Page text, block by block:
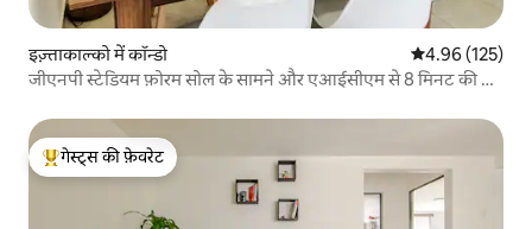
इज़्ताकाल्को में कॉन्डो औसत रेटिंग 5 में से
4.96 (125)
जीएनपी स्टेडियम फ़ोरम सोल के सामने और एआईसीएम से 8 मिनट की दूरी
गेस्ट्स का टॉप फ़ेवरेट
गेस्ट्स की फ़ेवरेट